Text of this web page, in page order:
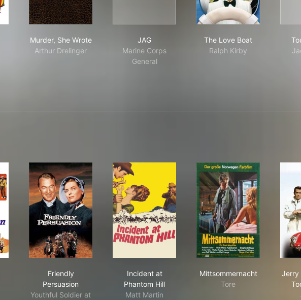
Murder, She Wrote
Arthur Drelinger
JAG
Marine Corps
General
The Love Boat
Ralph Kirby
Friendly
Persuasion
Youthful Soldier at
Incident at
Phantom Hill
Matt Martin
Mittsommernacht
Tore
Jerry